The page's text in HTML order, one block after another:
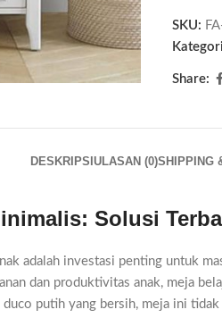
SKU:
Share:
DESKRIPSI ULASAN (0)SHIPPING
Solusi
adalah investasi penting untuk
dan produktivitas anak, meja
putih yang bersih, meja ini